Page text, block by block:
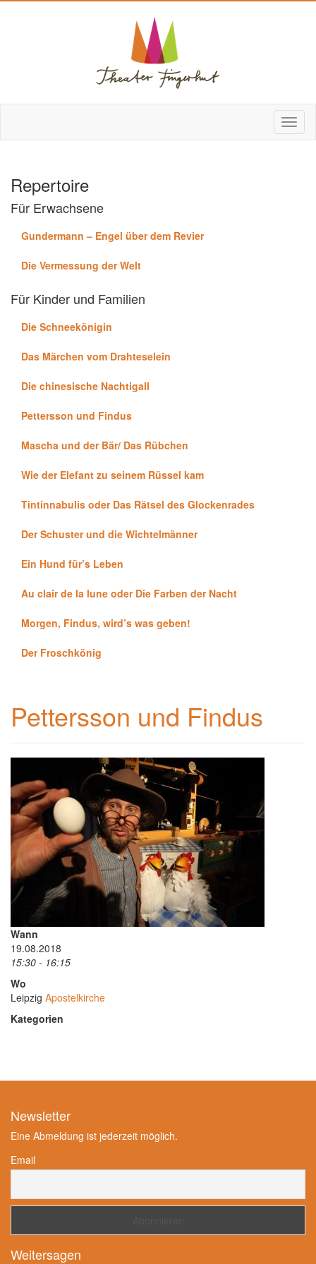
Repertoire
Für Erwachsene
Gundermann – Engel über dem Revier
Die Vermessung der Welt
Für Kinder und Familien
Die Schneekönigin
Das Märchen vom Drahteselein
Die chinesische Nachtigall
Pettersson und Findus
Mascha und der Bär/ Das Rübchen
Wie der Elefant zu seinem Rüssel kam
Tintinnabulis oder Das Rätsel des Glockenrades
Der Schuster und die Wichtelmänner
Ein Hund für’s Leben
Au clair de la lune oder Die Farben der Nacht
Morgen, Findus, wird’s was geben!
Der Froschkönig
Pettersson und Findus
Wann
19.08.2018
15:30 - 16:15
Wo
Leipzig Apostelkirche
Kategorien
Newsletter
Eine Abmeldung ist jederzeit möglich.
Email
Weitersagen